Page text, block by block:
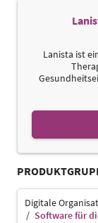
Lanista ist
Digitale
Software für